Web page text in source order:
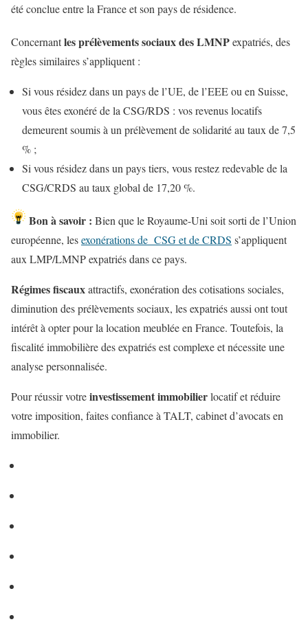
été conclue entre la France et son pays de résidence.
Concernantles prélèvements sociaux des LMNPexpatriés, des
règles similaires s’appliquent :
Si vous résidez dans un pays de l’UE, de l’EEE ou en Suisse,
vous êtes exonéré de la CSG/RDS : vos revenus locatifs
demeurent soumis à un prélèvement de solidarité au taux de 7,5
% ;
Si vous résidez dans un pays tiers, vous restez redevable de la
CSG/CRDS au taux global de 17,20 %.
Bon à savoir : Bien que le Royaume-Uni soit sorti de l’Union
européenne, lesexonérations de CSG et de CRDS s’appliquent
aux LMP/LMNP expatriés dans ce pays.
Régimes fiscauxattractifs, exonération des cotisations sociales,
diminution des prélèvements sociaux, les expatriés aussi ont tout
intérêt à opter pour la location meublée en France. Toutefois, la
fiscalité immobilière des expatriés est complexe et nécessite une
analyse personnalisée.
Pour réussir votreinvestissement immobilierlocatif et réduire
votre imposition, faites confiance à TALT, cabinet d’avocats en
immobilier.